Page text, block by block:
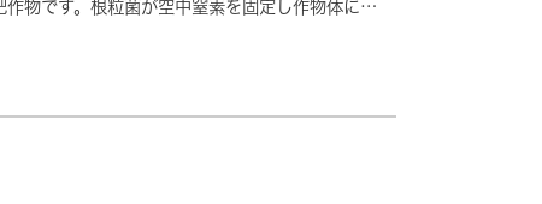
物です。根粒菌が空中窒素を固定し作物体に…